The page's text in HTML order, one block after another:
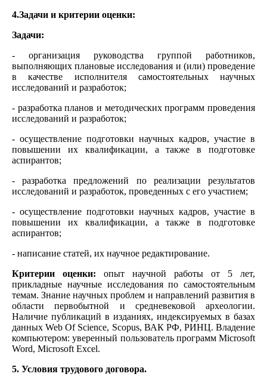
4.Задачи и критерии оценки:
Задачи:
- организация руководства группой работников,
выполняющих плановые исследования и (или) проведение
в качестве исполнителя самостоятельных научных
исследований и разработок;
- разработка планов и методических программ проведения
исследований и разработок;
- осуществление подготовки научных кадров, участие в
повышении их квалификации, а также в подготовке
аспирантов;
- разработка предложений по реализации результатов
исследований и разработок, проведенных с его участием;
- осуществление подготовки научных кадров, участие в
повышении их квалификации, а также в подготовке
аспирантов;
- написание статей, их научное редактирование.
Критерии оценки: опыт научной работы от 5 лет,
прикладные научные исследования по самостоятельным
темам. Знание научных проблем и направлений развития в
области первобытной и средневековой археологии.
Наличие публикаций в изданиях, индексируемых в базах
данных Web Of Science, Scopus, ВАК РФ, РИНЦ. Владение
компьютером: уверенный пользователь программ Microsoft
Word, Microsoft Excel.
5. Условия трудового договора.